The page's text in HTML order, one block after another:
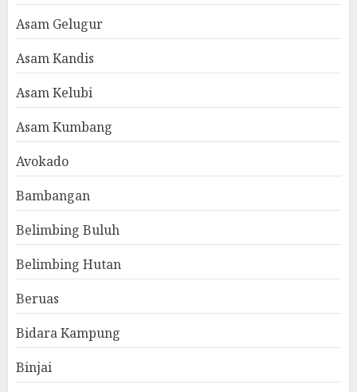
Asam Gelugur
Asam Kandis
Asam Kelubi
Asam Kumbang
Avokado
Bambangan
Belimbing Buluh
Belimbing Hutan
Beruas
Bidara Kampung
Binjai